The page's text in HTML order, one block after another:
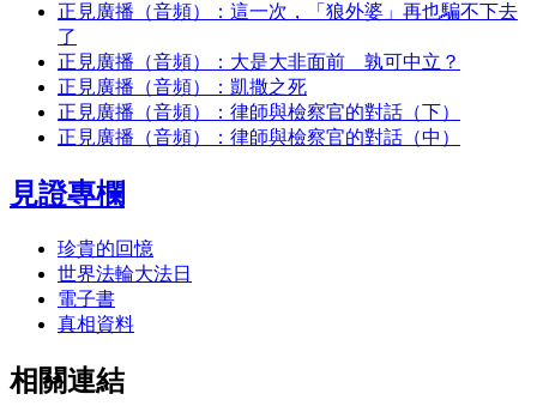
正見廣播（音頻）：這一次，「狼外婆」再也騙不下去
了
正見廣播（音頻）：大是大非面前 孰可中立？
正見廣播（音頻）：凱撒之死
正見廣播（音頻）：律師與檢察官的對話（下）
正見廣播（音頻）：律師與檢察官的對話（中）
見證專欄
珍貴的回憶
世界法輪大法日
電子書
真相資料
相關連結